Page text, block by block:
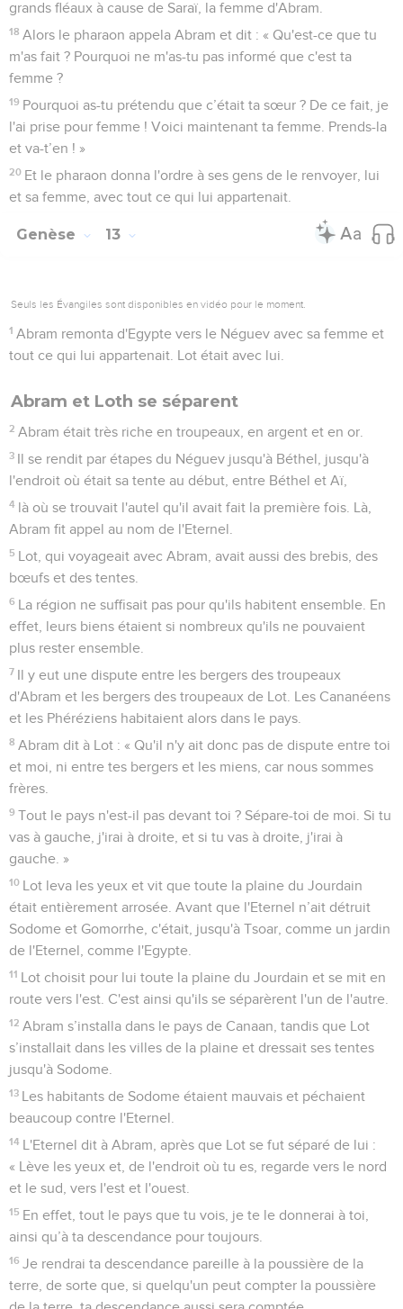
grands fléaux à cause de Saraï, la femme d'Abram.
18 Alors le pharaon appela Abram et dit : « Qu'est-ce que tu
m'as fait ? Pourquoi ne m'as-tu pas informé que c'est ta
femme ?
19 Pourquoi as-tu prétendu que c’était ta sœur ? De ce fait, je
l'ai prise pour femme ! Voici maintenant ta femme. Prends-la
et va-t’en ! »
20 Et le pharaon donna l'ordre à ses gens de le renvoyer, lui
et sa femme, avec tout ce qui lui appartenait.
Genèse 13
Seuls les Évangiles sont disponibles en vidéo pour le moment.
1 Abram remonta d'Egypte vers le Néguev avec sa femme et
tout ce qui lui appartenait. Lot était avec lui.
Abram et Loth se séparent
2 Abram était très riche en troupeaux, en argent et en or.
3 Il se rendit par étapes du Néguev jusqu'à Béthel, jusqu'à
l'endroit où était sa tente au début, entre Béthel et Aï,
4 là où se trouvait l'autel qu'il avait fait la première fois. Là,
Abram fit appel au nom de l'Eternel.
5 Lot, qui voyageait avec Abram, avait aussi des brebis, des
bœufs et des tentes.
6 La région ne suffisait pas pour qu'ils habitent ensemble. En
effet, leurs biens étaient si nombreux qu'ils ne pouvaient
plus rester ensemble.
7 Il y eut une dispute entre les bergers des troupeaux
d'Abram et les bergers des troupeaux de Lot. Les Cananéens
et les Phéréziens habitaient alors dans le pays.
8 Abram dit à Lot : « Qu'il n'y ait donc pas de dispute entre toi
et moi, ni entre tes bergers et les miens, car nous sommes
frères.
9 Tout le pays n'est-il pas devant toi ? Sépare-toi de moi. Si tu
vas à gauche, j'irai à droite, et si tu vas à droite, j'irai à
gauche. »
10 Lot leva les yeux et vit que toute la plaine du Jourdain
était entièrement arrosée. Avant que l'Eternel n’ait détruit
Sodome et Gomorrhe, c'était, jusqu'à Tsoar, comme un jardin
de l'Eternel, comme l'Egypte.
11 Lot choisit pour lui toute la plaine du Jourdain et se mit en
route vers l'est. C'est ainsi qu'ils se séparèrent l'un de l'autre.
12 Abram s’installa dans le pays de Canaan, tandis que Lot
s’installait dans les villes de la plaine et dressait ses tentes
jusqu'à Sodome.
13 Les habitants de Sodome étaient mauvais et péchaient
beaucoup contre l'Eternel.
14 L'Eternel dit à Abram, après que Lot se fut séparé de lui :
« Lève les yeux et, de l'endroit où tu es, regarde vers le nord
et le sud, vers l'est et l'ouest.
15 En effet, tout le pays que tu vois, je te le donnerai à toi,
ainsi qu’à ta descendance pour toujours.
16 Je rendrai ta descendance pareille à la poussière de la
terre, de sorte que, si quelqu'un peut compter la poussière